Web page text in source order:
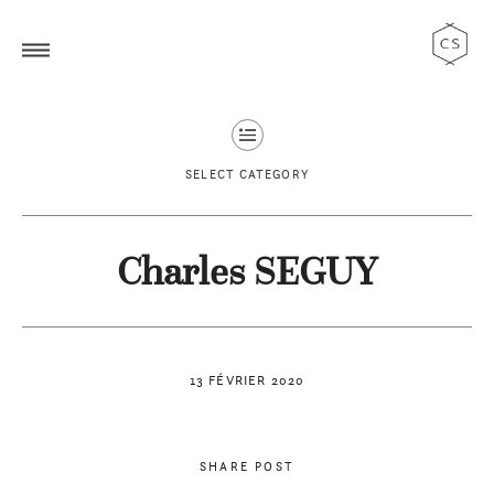
SELECT CATEGORY
13 FÉVRIER 2020
Charles SEGUY
SHARE POST